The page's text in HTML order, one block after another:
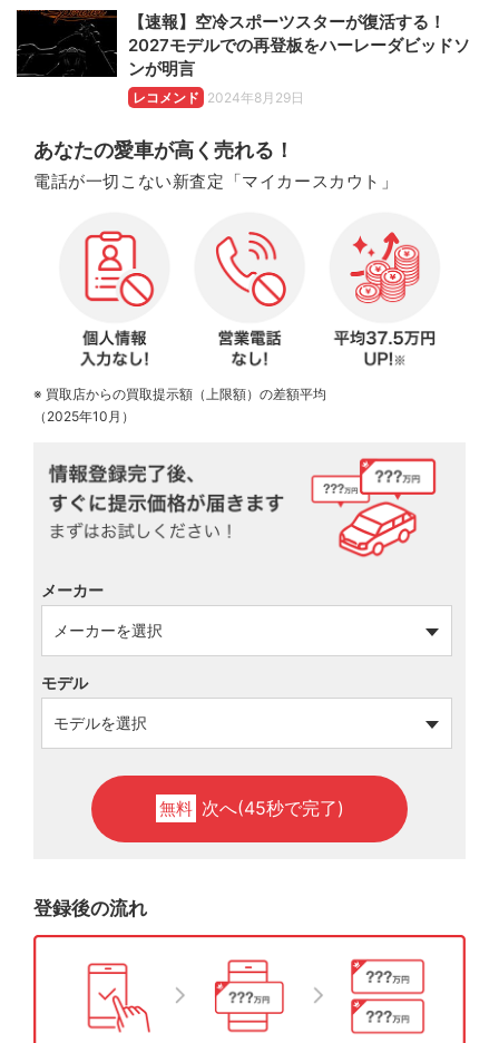
【速報】空冷スポーツスターが復活する！
2027モデルでの再登板をハーレーダビッドソ
ンが明言
レコメンド 2024年8月29日
あなたの愛車が高く売れる！
電話が一切こない新査定「マイカースカウト」
※ 買取店からの買取提示額（上限額）の差額平均
（2025年10月）
メーカー
モデル
無料 次へ(45秒で完了)
登録後の流れ